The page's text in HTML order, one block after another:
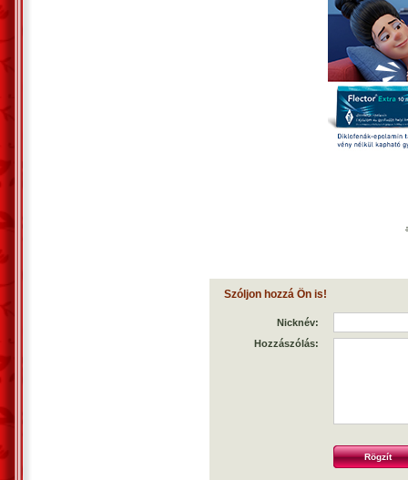
Szóljon hozzá Ön is!
Nicknév:
Hozzászólás: